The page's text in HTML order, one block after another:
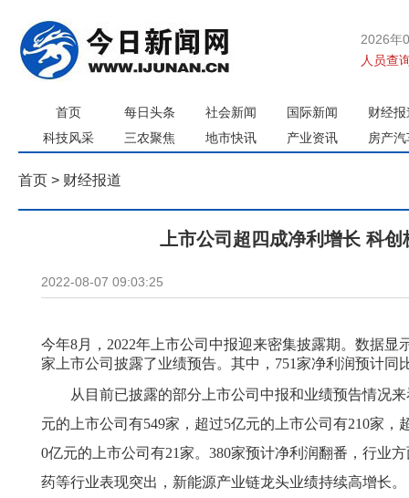
2026年
人员查
首页 每日头条 社会新闻 国际新闻
财经报
科技风采
三农聚焦 地市快讯 产业资讯 房产汽
首页 > 财经报道
上市公司超四成净利增长 科创
2022-08-07 09:03:25
今年8月，2022年上市公司中报迎来密集披露期。数据显
家上市公司披露了业绩预告。其中，751家净利润预计同
从目前已披露的部分上市公司中报和业绩预告情况来
元的上市公司有549家，超过5亿元的上市公司有210家，
0亿元的上市公司有21家。380家预计净利润翻番，行业
药等行业表现突出，新能源产业链龙头业绩持续高增长。